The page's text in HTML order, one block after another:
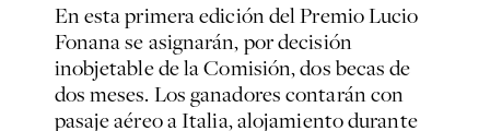
En esta primera edición del Premio Lucio
Fonana se asignarán, por decisión
inobjetable de la Comisión, dos becas de
dos meses. Los ganadores contarán con
pasaje aéreo a Italia, alojamiento durante